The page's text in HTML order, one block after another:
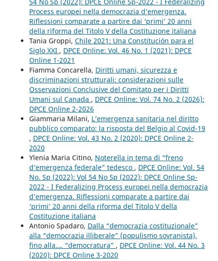
Process europei nella democrazia d’emergenza.
Riflessioni comparate a partire dai ‘primi’ 20 anni
della riforma del Titolo V della Costituzione italiana
Tania Groppi, Chile 2021: Una Constitución para el
Siglo XXI , DPCE Online: Vol. 46 No. 1 (2021): DPCE
Online 1-2021
Fiamma Concarella, Diritti umani, sicurezza e
discriminazioni strutturali: considerazioni sulle
Osservazioni Conclusive del Comitato per i Diritti
Umani sul Canada , DPCE Online: Vol. 74 No. 2 (2026):
DPCE Online 2-2026
Giammaria Milani, L’emergenza sanitaria nel diritto
pubblico comparato: la risposta del Belgio al Covid-19
, DPCE Online: Vol. 43 No. 2 (2020): DPCE Online 2-
2020
Ylenia Maria Citino, Noterella in tema di “freno
d’emergenza federale” tedesco , DPCE Online: Vol. 54
No. Sp (2022): Vol 54 No Sp (2022): DPCE Online Sp-
2022 - I Federalizing Process europei nella democrazia
d’emergenza. Riflessioni comparate a partire dai
‘primi’ 20 anni della riforma del Titolo V della
Costituzione italiana
Antonio Spadaro, Dalla “democrazia costituzionale”
alla “democrazia illiberale” (populismo sovranista),
fino alla…. “democratura” , DPCE Online: Vol. 44 No. 3
(2020): DPCE Online 3-2020